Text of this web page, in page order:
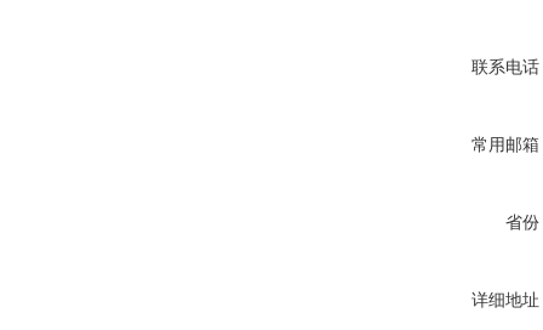
联系电话
常用邮箱
省份
详细地址